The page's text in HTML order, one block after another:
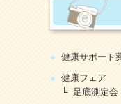
健康サポート
健康フェア
足底測定会